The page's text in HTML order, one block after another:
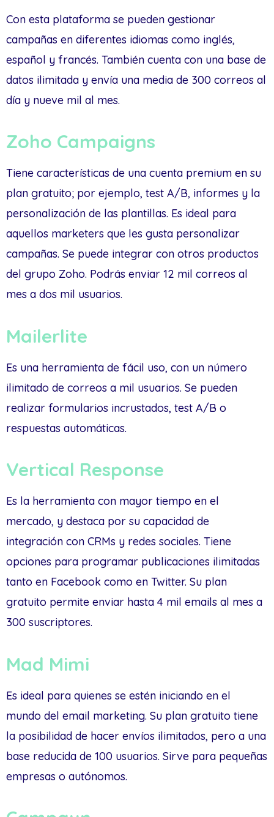
Con esta plataforma se pueden gestionar
campañas en diferentes idiomas como inglés,
español y francés. También cuenta con una base de
datos ilimitada y envía una media de 300 correos al
día y nueve mil al mes.
Zoho Campaigns
Tiene características de una cuenta premium en su
plan gratuito; por ejemplo, test A/B, informes y la
personalización de las plantillas. Es ideal para
aquellos marketers que les gusta personalizar
campañas. Se puede integrar con otros productos
del grupo Zoho. Podrás enviar 12 mil correos al
mes a dos mil usuarios.
Mailerlite
Es una herramienta de fácil uso, con un número
ilimitado de correos a mil usuarios. Se pueden
realizar formularios incrustados, test A/B o
respuestas automáticas.
Vertical Response
Es la herramienta con mayor tiempo en el
mercado, y destaca por su capacidad de
integración con CRMs y redes sociales. Tiene
opciones para programar publicaciones ilimitadas
tanto en Facebook como en Twitter. Su plan
gratuito permite enviar hasta 4 mil emails al mes a
300 suscriptores.
Mad Mimi
Es ideal para quienes se estén iniciando en el
mundo del email marketing. Su plan gratuito tiene
la posibilidad de hacer envíos ilimitados, pero a una
base reducida de 100 usuarios. Sirve para pequeñas
empresas o autónomos.